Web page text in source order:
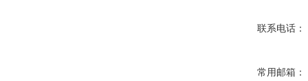
联系电话：
常用邮箱：